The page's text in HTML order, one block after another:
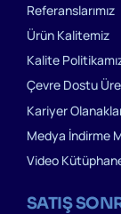
Referanslarımız
Ürün Kalitemiz
Kalite
Çevre Dostu
Kariyer
Medya İndirme
Video
SATIŞ